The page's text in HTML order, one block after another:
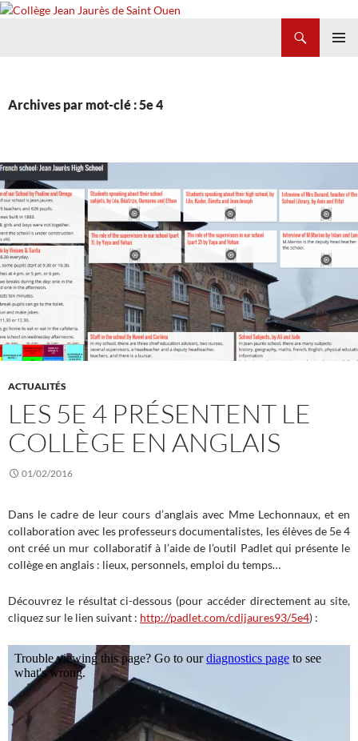
Archives par mot-clé : 5e 4
ACTUALITÉS
LES 5E 4 PRÉSENTENT LE
COLLÈGE EN ANGLAIS
01/02/2016
Dans le cadre de leur cours d’anglais avec Mme Lechonnaux, et en
collaboration avec les professeurs documentalistes, les élèves de 5e 4
ont créé un mur collaboratif à l’aide de l’outil Padlet qui présente le
collège en anglais : lieux, personnels, emploi du temps…
Découvrez le résultat ci-dessous (pour accéder directement au site,
cliquez sur le lien suivant : http://padlet.com/cdijaures93/5e4) :